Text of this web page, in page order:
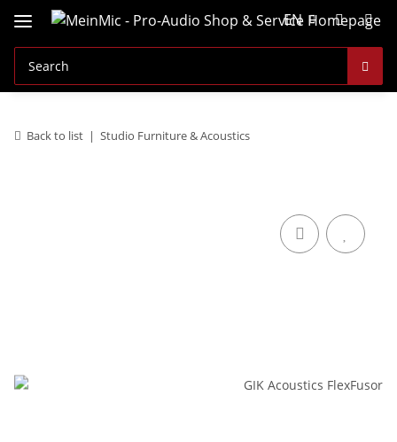
EN
Back to list Studio Furniture & Acoustics